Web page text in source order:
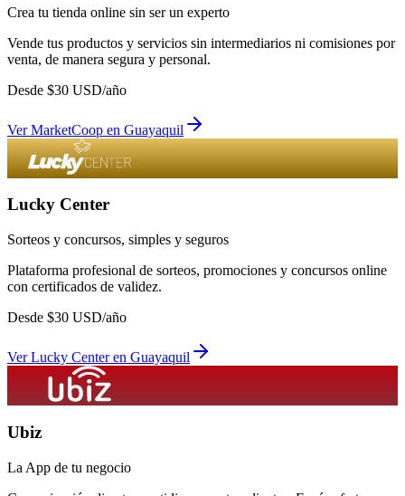
Crea tu tienda online sin ser un experto
Vende tus productos y servicios sin intermediarios ni comisiones por
venta, de manera segura y personal.
Desde $30 USD/año
VerMarketCoop en Guayaquil
Lucky Center
Sorteos y concursos, simples y seguros
Plataforma profesional de sorteos, promociones y concursos online
con certificados de validez.
Desde $30 USD/año
VerLucky Centeren Guayaquil
Ubiz
La App de tu negocio